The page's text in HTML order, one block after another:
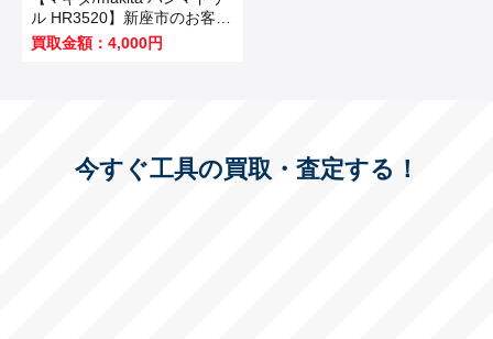
ル HR3520】新座市のお客様
から買取いたしました！
買取金額：4,000円
今すぐ工具の買取・査定する！